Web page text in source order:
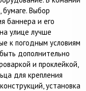
Выбор
баннера и его
улице лучше
к погодным условиям
дополнительно
и проклейкой,
для крепления
установка